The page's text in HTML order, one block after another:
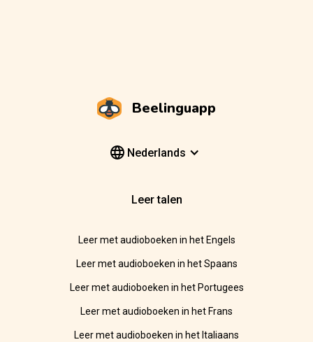
Beelinguapp
Nederlands
Leer talen
Leer met audioboeken in het Engels
Leer met audioboeken in het Spaans
Leer met audioboeken in het Portugees
Leer met audioboeken in het Frans
Leer met audioboeken in het Italiaans